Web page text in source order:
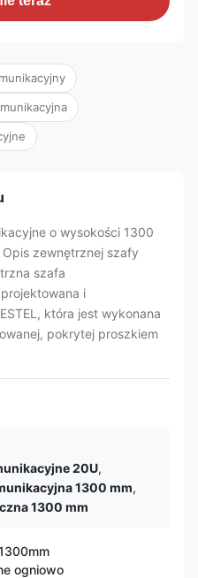
o wysokości 1300
zewnętrznej szafy
szafa
i
która jest wykonana
pokrytej proszkiem
20U,
1300 mm,
1300 mm
ogniowo